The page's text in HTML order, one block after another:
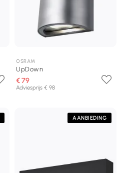
OSRAM
UpDown
€ 79
Adviesprijs € 98
AANBIEDING